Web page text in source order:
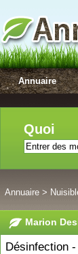
Annuaire
Quoi
Annuaire >
Marion
Désinfection